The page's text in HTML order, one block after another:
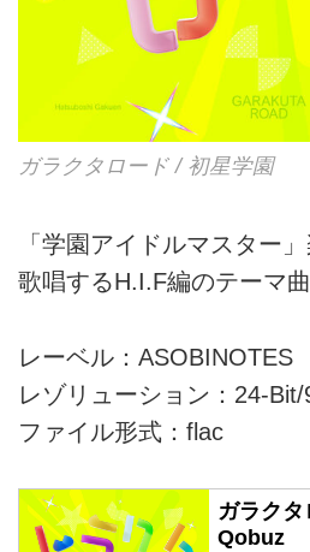
ガラクタロード / 初星学園
「学園アイドルマスター
歌唱するH.I.F編のテーマ曲
レーベル：ASOBINOTES
レゾリューション：24-Bit/
ファイル形式：flac
ガラク
Qobuz